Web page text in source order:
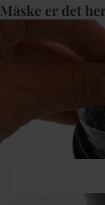
Måske er det